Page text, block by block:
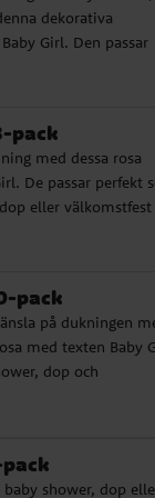
✔️ Storlek: 46 cm ✔️
✔️ Självslutande
dekorativa
Girl. Den passar
är enkel att
✔️ Längd: 10 meter ✔️
Tillverkad av plast
pack
med dessa rosa
De passar perfekt
eller välkomstfest
passar lika
att lyfta
uppblåsta, och vi
används för
8 ballonger ✔️
Vi rekommenderar
pack
på dukningen
med texten Baby
dop och
praktiska och
tillverkade av FSC-
shower, dop